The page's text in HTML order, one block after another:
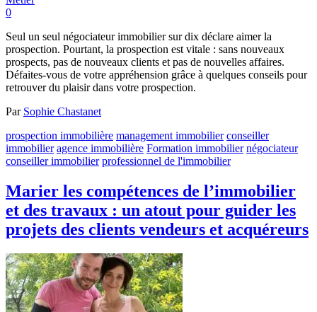
0
Seul un seul négociateur immobilier sur dix déclare aimer la
prospection. Pourtant, la prospection est vitale : sans nouveaux
prospects, pas de nouveaux clients et pas de nouvelles affaires.
Défaites-vous de votre appréhension grâce à quelques conseils pour
retrouver du plaisir dans votre prospection.
Par Sophie Chastanet
prospection immobilière management immobilier conseiller
immobilier agence immobilière Formation immobilier négociateur
conseiller immobilier professionnel de l'immobilier
Marier les compétences de l’immobilier
et des travaux : un atout pour guider les
projets des clients vendeurs et acquéreurs